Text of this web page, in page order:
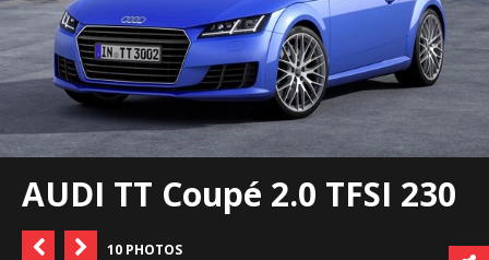
AUDI TT Coupé 2.0 TFSI 230
10 PHOTOS